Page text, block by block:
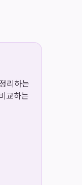
리하는
교하는